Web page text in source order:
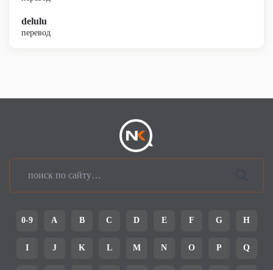
delulu
перевод
0-9 A B C D E F G H
I J K L M N O P Q